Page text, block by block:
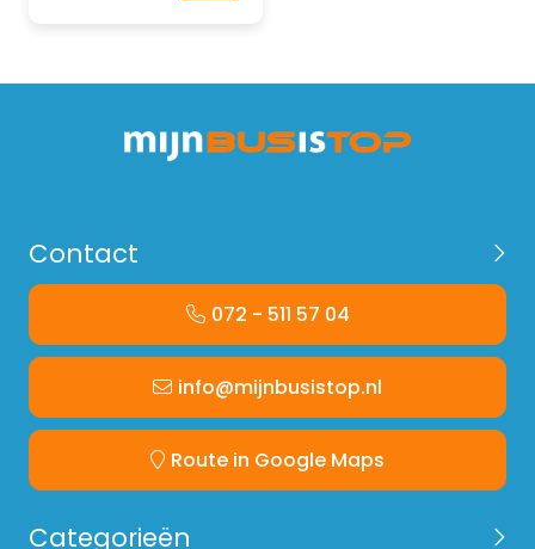
Contact
072 - 511 57 04
info@mijnbusistop.nl
Route in Google Maps
Categorieën